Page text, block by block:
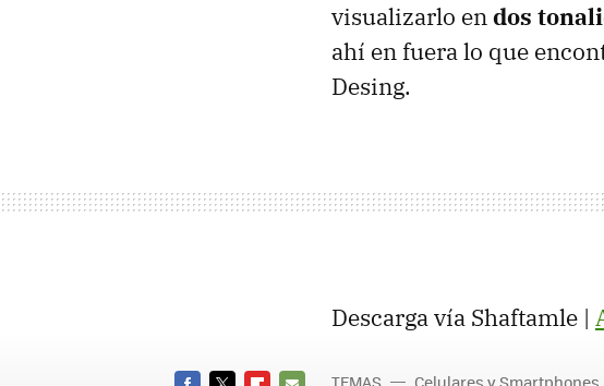
visualizarlo endos
ahí en fuera lo que
Desing.
Descarga vía Shaftamle |
TEMAS Celulares y Smartphones